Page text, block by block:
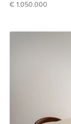
€ 1.050.000